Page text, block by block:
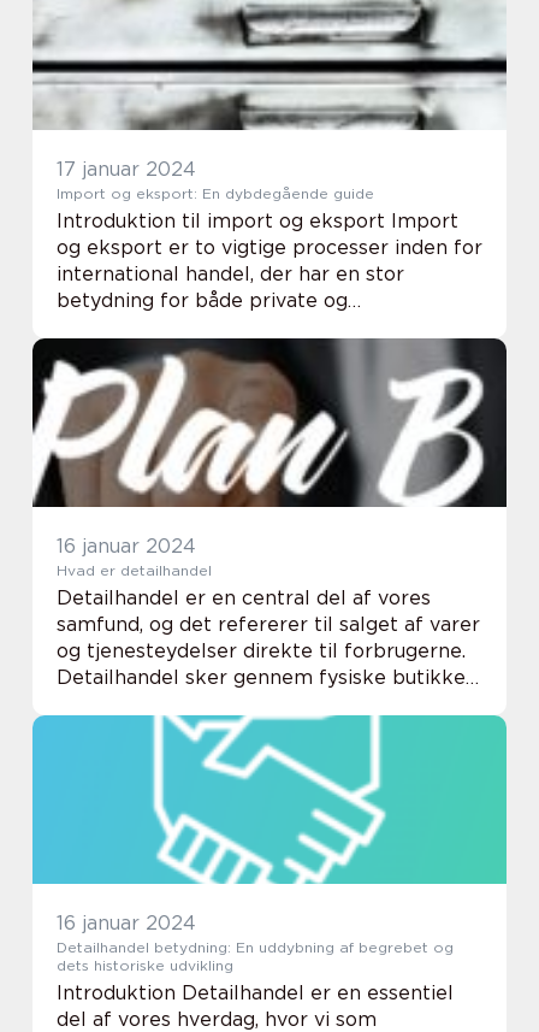
17 januar 2024
Import og eksport: En dybdegående guide
Introduktion til import og eksport Import
og eksport er to vigtige processer inden for
international handel, der har en stor
betydning for både private og
transporten af varer og tjenesteydelser
mellem forskelli...
16 januar 2024
Hvad er detailhandel
Detailhandel er en central del af vores
samfund, og det refererer til salget af varer
og tjenesteydelser direkte til forbrugerne.
Detailhandel sker gennem fysiske butikker,
produkter og tjenester sælges til ind...
16 januar 2024
Detailhandel betydning: En uddybning af begrebet og
dets historiske udvikling
Introduktion Detailhandel er en essentiel
del af vores hverdag, hvor vi som